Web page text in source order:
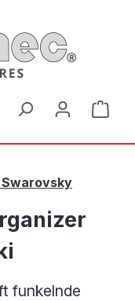
funkelnde